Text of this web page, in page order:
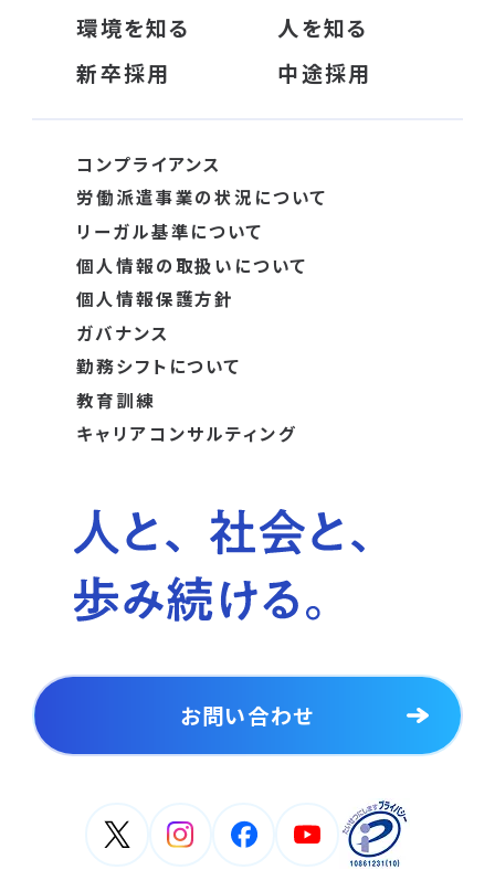
環境を知る
人を知る
新卒採用
中途採用
コンプライアンス
労働派遣事業の状況について
リーガル基準について
個人情報の取扱いについて
個人情報保護方針
ガバナンス
勤務シフトについて
教育訓練
キャリアコンサルティング
お問い合わせ